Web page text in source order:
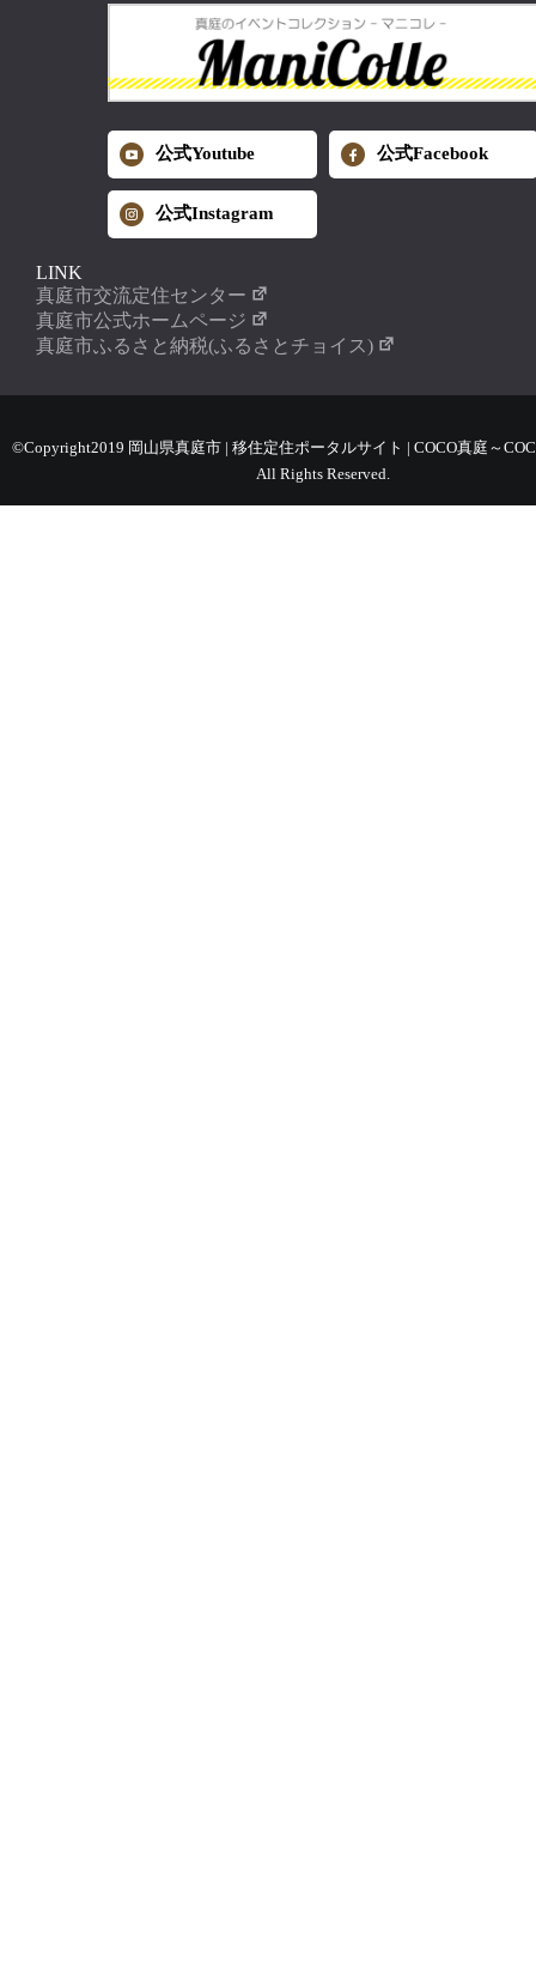
公式Youtube 公式Facebook
公式Instagram
LINK
真庭市交流定住センター
真庭市公式ホームページ
真庭市ふるさと納税(ふるさとチョイス)
©Copyright2019 岡山県真庭市 | 移住定住ポータルサイト | COCO真庭～
All Rights Reserved.